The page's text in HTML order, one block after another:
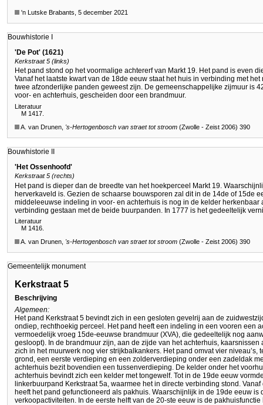
'n Lutske Brabants, 5 december 2021
Bouwhistorie I
'De Pot' (1621)
Kerkstraat 5 (links)
Het pand stond op het voormalige achtererf van Markt 19. Het pand is even
Vanaf het laatste kwart van de 18de eeuw staat het huis in verbinding met
twee afzonderlijke panden geweest zijn. De gemeenschappelijke zijmuur is
voor- en achterhuis, gescheiden door een brandmuur.
Literatuur
M 1417.
A. van Drunen, 's-Hertogenbosch van straet tot stroom (Zwolle - Zeist 2006) 390
Bouwhistorie II
'Het Ossenhoofd'
Kerkstraat 5 (rechts)
Het pand is dieper dan de breedte van het hoekperceel Markt 19.
herverkaveld is. Gezien de schaarse bouwsporen zal dit in de 14de of 15de
middeleeuwse indeling in voor- en achterhuis is nog in de kelder herkenbaar
verbinding gestaan met de beide buurpanden. In 1777 is het gedeeltelijk
Literatuur
M 1416.
A. van Drunen, 's-Hertogenbosch van straet tot stroom (Zwolle - Zeist 2006) 390
Gemeentelijk monument
Kerkstraat 5
Beschrijving
Algemeen:
Het pand Kerkstraat 5 bevindt zich in een gesloten gevelrij aan de
ondiep, rechthoekig perceel. Het pand heeft een indeling in een vooren een
vermoedelijk vroeg 15de-eeuwse brandmuur (XVA), die gedeeltelijk nog
gesloopt). In de brandmuur zijn, aan de zijde van het achterhuis,
zich in het muurwerk nog vier strijkbalkankers. Het pand omvat vier niveau’s,
grond, een eerste verdieping en een zolderverdieping onder een zadeldak
achterhuis bezit bovendien een tussenverdieping. De kelder onder het
achterhuis bevindt zich een kelder met tongewelf. Tot in de 19de eeuw
linkerbuurpand Kerkstraat 5a, waarmee het in directe verbinding stond.
heeft het pand gefunctioneerd als pakhuis. Waarschijnlijk in de 19de eeuw
verkoopactiviteiten. In de eerste helft van de 20-ste eeuw is de